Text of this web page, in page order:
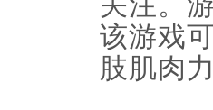
该游戏
肢肌肉